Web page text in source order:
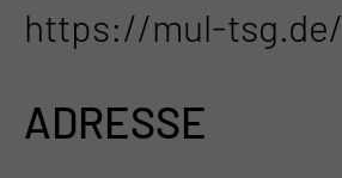
https://mul-tsg.de/
ADRESSE